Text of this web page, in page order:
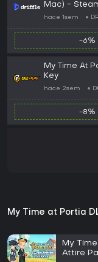
Mac) -
hace 1sem
-6%
My Time At
Key
hace 2sem
-8%
My Time at Portia
My
Attire